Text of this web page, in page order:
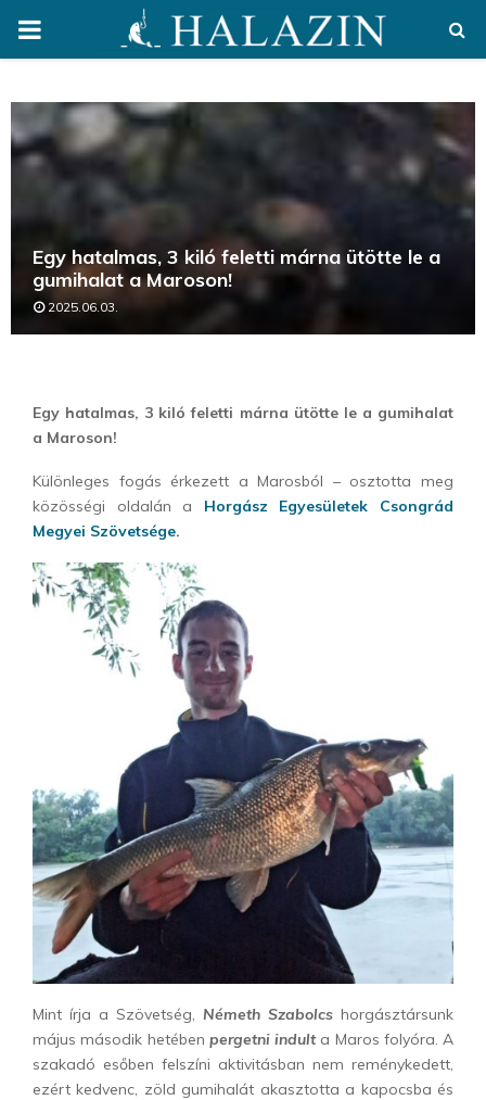
PRIMARY
Egy hatalmas, 3 kiló feletti márna ütötte le a
gumihalat a Maroson!
2025.06.03.
Egy hatalmas, 3 kiló feletti márna ütötte le a gumihalat
a Maroson!
Különleges fogás érkezett a Marosból – osztotta meg
közösségi oldalán a Horgász Egyesületek Csongrád
Megyei Szövetsége.
Mint írja a Szövetség, Németh Szabolcs horgásztársunk
május második hetében pergetni indult a Maros folyóra. A
szakadó esőben felszíni aktivitásban nem reménykedett,
ezért kedvenc, zöld gumihalát akasztotta a kapocsba és